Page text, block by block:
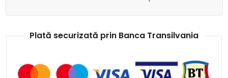
Plată securizată prin Banca Transilvania